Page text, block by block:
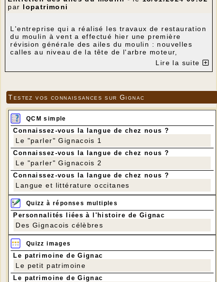
par lopatrimoni
L'entreprise qui a réalisé les travaux de restauration
du moulin à vent a effectué hier une première
révision générale des ailes du moulin : nouvelles
calles au niveau de la tête de l'arbre moteur,
réglage du hauban, resserrage des frettes
métalliques situées sur les axes des ailes. Les
revenir à Gignac depuis le sud de Toulouse où est
basée l'entreprise. Le coût important de ces travaux
sur ce bâtiment communal est pris en charge par
l'association Lo Patrimòni.
Lire la suite
Testez vos connaissances sur Gignac
QCM simple
Connaissez-vous la langue de chez nous ?
Le "parler" Gignacois 1
Connaissez-vous la langue de chez nous ?
Le "parler" Gignacois 2
Connaissez-vous la langue de chez nous ?
Langue et littérature occitanes
Quizz à réponses multiples
Personnalités liées à l'histoire de Gignac
Des Gignacois célèbres
Quizz images
Le patrimoine de Gignac
Le petit patrimoine
Le patrimoine de Gignac